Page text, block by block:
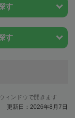
す
す
ィンドウで開きます
更新日：2026年8月7日